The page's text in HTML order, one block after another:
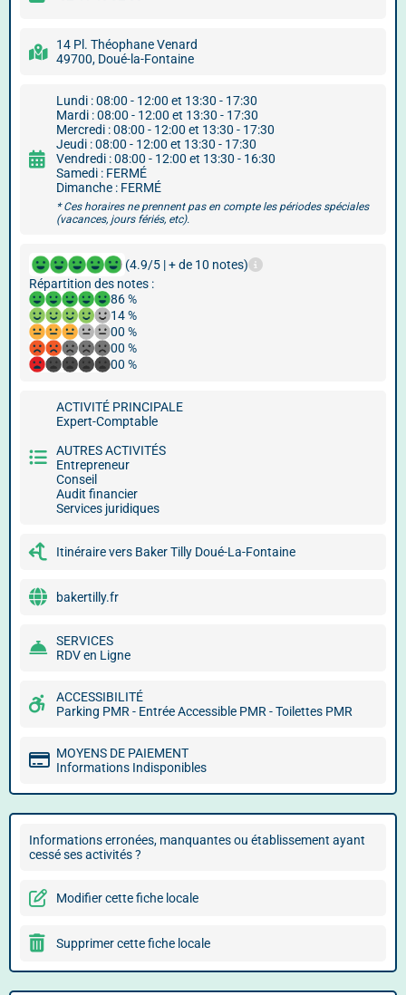
14 Pl. Théophane Venard
49700, Doué-la-Fontaine
Lundi : 08:00 - 12:00 et 13:30 - 17:30
Mardi : 08:00 - 12:00 et 13:30 - 17:30
Mercredi : 08:00 - 12:00 et 13:30 - 17:30
Jeudi : 08:00 - 12:00 et 13:30 - 17:30
Vendredi : 08:00 - 12:00 et 13:30 - 16:30
Samedi : FERMÉ
Dimanche : FERMÉ
* Ces horaires ne prennent pas en compte les périodes spéciales
(vacances, jours fériés, etc).
(4.9/5 | + de 10 notes)
Répartition des notes :
86 %
14 %
00 %
00 %
00 %
ACTIVITÉ PRINCIPALE
Expert-Comptable
AUTRES ACTIVITÉS
Entrepreneur
Conseil
Audit financier
Services juridiques
Itinéraire vers Baker Tilly Doué-La-Fontaine
bakertilly.fr
SERVICES
RDV en Ligne
ACCESSIBILITÉ
Parking PMR - Entrée Accessible PMR - Toilettes PMR
MOYENS DE PAIEMENT
Informations Indisponibles
Informations erronées, manquantes ou établissement ayant
cessé ses activités ?
Modifier cette fiche locale
Supprimer cette fiche locale